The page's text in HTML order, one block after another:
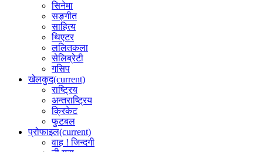
सिनेमा
सङ्गीत
साहित्य
थिएटर
ललितकला
सेलिब्रेटी
गसिप
खेलकुद(current)
राष्ट्रिय
अन्तराष्ट्रिय
क्रिकेट
फुटबल
प्रोफाइल(current)
वाह ! जिन्दगी